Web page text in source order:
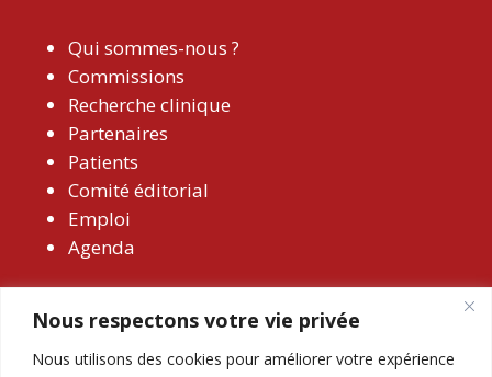
Nous respectons votre vie privée
Nous utilisons des cookies pour améliorer votre expérience
Qui sommes-nous ?
Commissions
Recherche clinique
Partenaires
Patients
Comité éditorial
Emploi
Agenda